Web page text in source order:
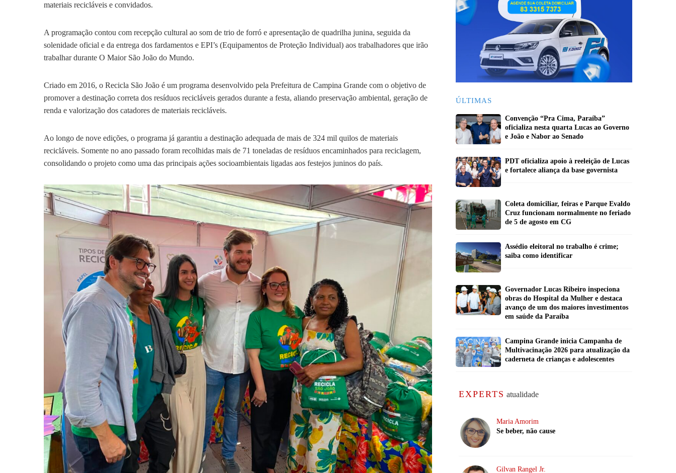
materiais recicláveis e convidados.
A programação contou com recepção cultural ao som de trio de forró e apresentação de quadrilha junina, seguida da
solenidade oficial e da entrega dos fardamentos e EPI’s (Equipamentos de Proteção Individual) aos trabalhadores que irão
trabalhar durante O Maior São João do Mundo.
Criado em 2016, o Recicla São João é um programa desenvolvido pela Prefeitura de Campina Grande com o objetivo de
promover a destinação correta dos resíduos recicláveis gerados durante a festa, aliando preservação ambiental, geração de
renda e valorização dos catadores de materiais recicláveis.
Ao longo de nove edições, o programa já garantiu a destinação adequada de mais de 324 mil quilos de materiais
recicláveis. Somente no ano passado foram recolhidas mais de 71 toneladas de resíduos encaminhados para reciclagem,
consolidando o projeto como uma das principais ações socioambientais ligadas aos festejos juninos do país.
ÚLTIMAS
Convenção “Pra Cima, Paraíba”
oficializa nesta quarta Lucas ao Governo
e João e Nabor ao Senado
PDT oficializa apoio à reeleição de Lucas
e fortalece aliança da base governista
Coleta domiciliar, feiras e Parque Evaldo
Cruz funcionam normalmente no feriado
de 5 de agosto em CG
Assédio eleitoral no trabalho é crime;
saiba como identificar
Governador Lucas Ribeiro inspeciona
obras do Hospital da Mulher e destaca
avanço de um dos maiores investimentos
em saúde da Paraíba
Campina Grande inicia Campanha de
Multivacinação 2026 para atualização da
caderneta de crianças e adolescentes
EXPERTS atualidade
Maria Amorim
Se beber, não cause
Gilvan Rangel Jr.